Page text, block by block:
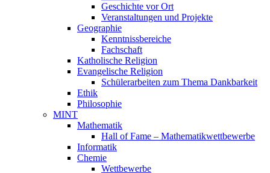
Geschichte vor Ort
Veranstaltungen und Projekte
Geographie
Kenntnissbereiche
Fachschaft
Katholische Religion
Evangelische Religion
Schülerarbeiten zum Thema Dankbarkeit
Ethik
Philosophie
MINT
Mathematik
Hall of Fame – Mathematikwettbewerbe
Informatik
Chemie
Wettbewerbe